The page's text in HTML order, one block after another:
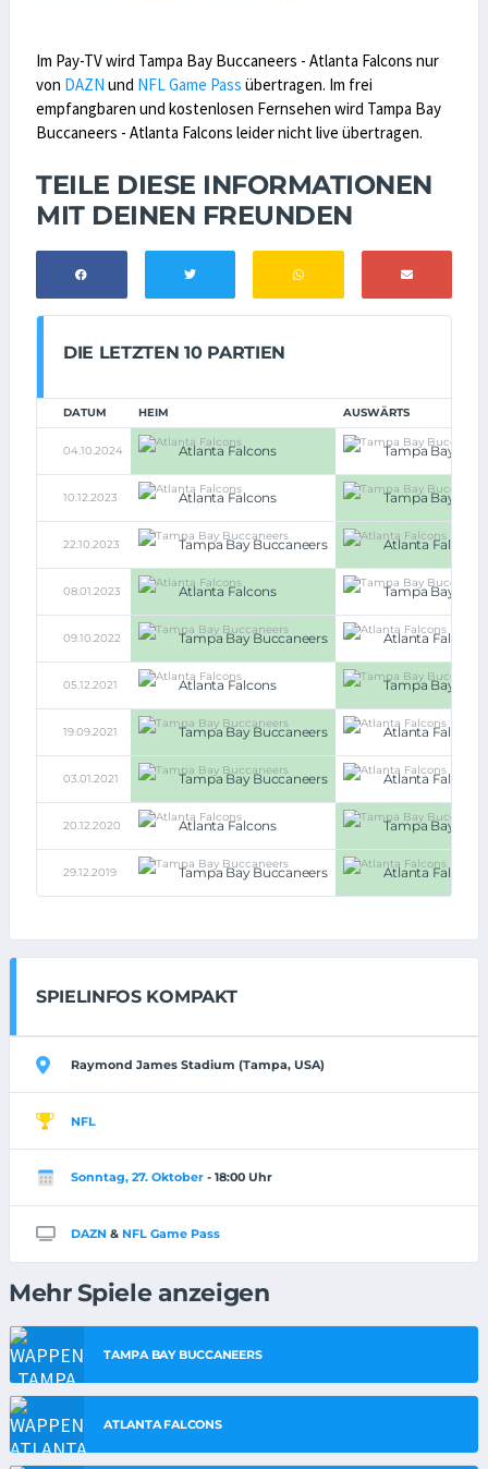
Im Pay-TV wird Tampa Bay Buccaneers - Atlanta Falcons nur
von DAZN und NFL Game Pass übertragen. Im frei
empfangbaren und kostenlosen Fernsehen wird Tampa Bay
Buccaneers - Atlanta Falcons leider nicht live übertragen.
TEILE DIESE INFORMATIONEN
MIT DEINEN FREUNDEN
DIE LETZTEN 10 PARTIEN
DATUM HEIM AUSWÄRTS
04.10.2024 Atlanta Falcons Tampa Bay
10.12.2023 Atlanta Falcons Tampa Bay
22.10.2023 Tampa Bay Buccaneers Atlanta Falcons
08.01.2023 Atlanta Falcons Tampa Bay
09.10.2022 Tampa Bay Buccaneers Atlanta Falcons
05.12.2021 Atlanta Falcons Tampa Bay
19.09.2021 Tampa Bay Buccaneers Atlanta Falcons
03.01.2021 Tampa Bay Buccaneers Atlanta Falcons
20.12.2020 Atlanta Falcons Tampa Bay
29.12.2019 Tampa Bay Buccaneers Atlanta Falcons
SPIELINFOS KOMPAKT
Raymond James Stadium (Tampa, USA)
NFL
Sonntag, 27. Oktober - 18:00 Uhr
DAZN & NFL Game Pass
Mehr Spiele anzeigen
TAMPA BAY BUCCANEERS
ATLANTA FALCONS